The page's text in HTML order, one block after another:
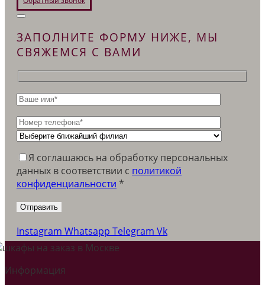
ЗАПОЛНИТЕ ФОРМУ НИЖЕ, МЫ
СВЯЖЕМСЯ С ВАМИ
Я соглашаюсь на обработку персональных
данных в соответствии c политикой
конфиденциальности *
Instagram Whatsapp Telegram Vk
Информация